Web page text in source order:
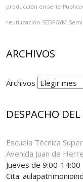
producción en serie
reutilización SEDPGYM
ARCHIVOS
Archivos
DESPACHO
Escuela Técnica
Avenida Juan de
Jueves de 9:00-14:00
Cita: